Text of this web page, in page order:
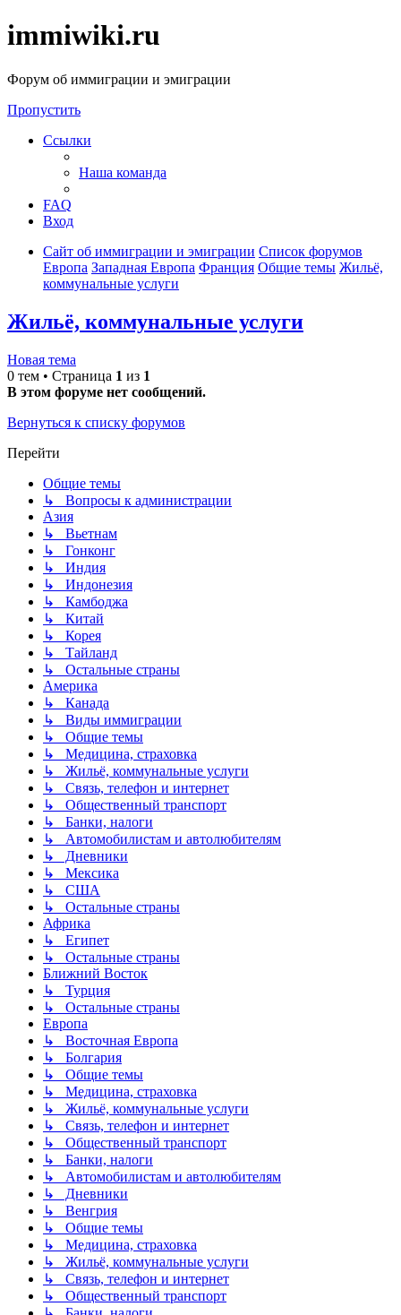
immiwiki.ru
Форум об иммиграции и эмиграции
Пропустить
Ссылки
Наша команда
FAQ
Вход
Сайт об иммиграции и эмиграции Список форумов
Европа Западная Европа Франция Общие темы Жильё,
коммунальные услуги
Жильё, коммунальные услуги
Новая тема
0 тем • Страница 1 из 1
В этом форуме нет сообщений.
Вернуться к списку форумов
Перейти
Общие темы
↳ Вопросы к администрации
Азия
↳ Вьетнам
↳ Гонконг
↳ Индия
↳ Индонезия
↳ Камбоджа
↳ Китай
↳ Корея
↳ Тайланд
↳ Остальные страны
Америка
↳ Канада
↳ Виды иммиграции
↳ Общие темы
↳ Медицина, страховка
↳ Жильё, коммунальные услуги
↳ Связь, телефон и интернет
↳ Общественный транспорт
↳ Банки, налоги
↳ Автомобилистам и автолюбителям
↳ Дневники
↳ Мексика
↳ США
↳ Остальные страны
Африка
↳ Египет
↳ Остальные страны
Ближний Восток
↳ Турция
↳ Остальные страны
Европа
↳ Восточная Европа
↳ Болгария
↳ Общие темы
↳ Медицина, страховка
↳ Жильё, коммунальные услуги
↳ Связь, телефон и интернет
↳ Общественный транспорт
↳ Банки, налоги
↳ Автомобилистам и автолюбителям
↳ Дневники
↳ Венгрия
↳ Общие темы
↳ Медицина, страховка
↳ Жильё, коммунальные услуги
↳ Связь, телефон и интернет
↳ Общественный транспорт